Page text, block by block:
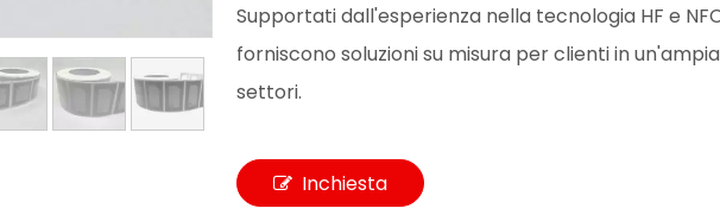
Supportati dall'esperienza nella tecnologia HF e
forniscono soluzioni su misura per clienti in
settori.
Inchiesta